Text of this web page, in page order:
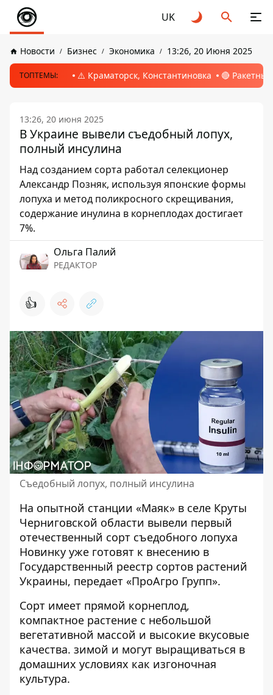
UK
Новости Бизнес Экономика 13:26, 20 Июня 2025
ТОПТЕМЫ: ⚠️ Краматорск, Константиновка 🔴
13:26, 20 июня 2025
В Украине вывели съедобный лопух,
полный инсулина
Над созданием сорта работал селекционер
Александр Позняк, используя японские формы
лопуха и метод поликросного скрещивания,
содержание инулина в корнеплодах достигает
7%.
Ольга Палий
РЕДАКТОР
👍
Съедобный лопух, полный инсулина
На опытной станции «Маяк» в селе Круты
Черниговской области вывели первый
отечественный сорт съедобного лопуха
Новинку уже готовят к внесению в
Государственный реестр сортов растений
Украины, передает «ПроАгро Групп».
Сорт имеет прямой корнеплод,
компактное растение с небольшой
вегетативной массой и высокие вкусовые
качества. зимой и могут выращиваться в
домашних условиях как изгоночная
культура.